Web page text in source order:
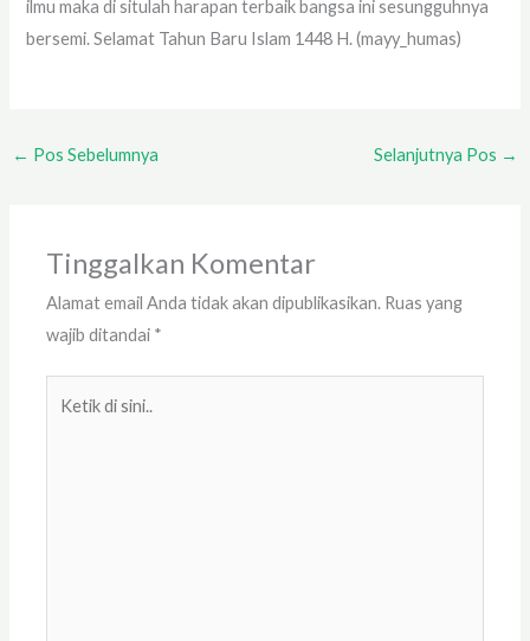
ilmu maka di situlah harapan terbaik bangsa ini sesungguhnya
bersemi. Selamat Tahun Baru Islam 1448 H. (mayy_humas)
← Pos Sebelumnya Selanjutnya Pos →
Tinggalkan Komentar
Alamat email Anda tidak akan dipublikasikan. Ruas yang
wajib ditandai *